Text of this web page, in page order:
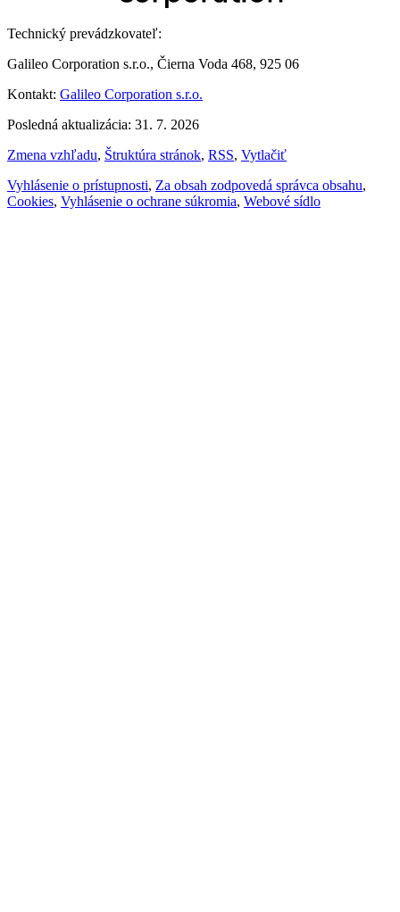
Technický prevádzkovateľ:
Galileo Corporation s.r.o., Čierna Voda 468, 925 06
Kontakt: Galileo Corporation s.r.o.
Posledná aktualizácia: 31. 7. 2026
Zmena vzhľadu, Štruktúra stránok, RSS, Vytlačiť
Vyhlásenie o prístupnosti, Za obsah zodpovedá správca obsahu,
Cookies, Vyhlásenie o ochrane súkromia, Webové sídlo